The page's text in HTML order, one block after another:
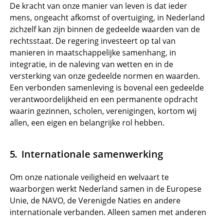
De kracht van onze manier van leven is dat ieder
mens, ongeacht afkomst of overtuiging, in Nederland
zichzelf kan zijn binnen de gedeelde waarden van de
rechtsstaat. De regering investeert op tal van
manieren in maatschappelijke samenhang, in
integratie, in de naleving van wetten en in de
versterking van onze gedeelde normen en waarden.
Een verbonden samenleving is bovenal een gedeelde
verantwoordelijkheid en een permanente opdracht
waarin gezinnen, scholen, verenigingen, kortom wij
allen, een eigen en belangrijke rol hebben.
Internationale samenwerking
Om onze nationale veiligheid en welvaart te
waarborgen werkt Nederland samen in de Europese
Unie, de NAVO, de Verenigde Naties en andere
internationale verbanden. Alleen samen met anderen